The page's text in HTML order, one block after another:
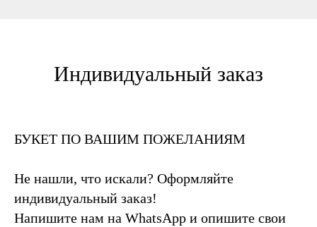
Индивидуальный заказ
БУКЕТ ПО ВАШИМ ПОЖЕЛАНИЯМ
Не нашли, что искали? Оформляйте
индивидуальный заказ!
Напишите нам на WhatsApp и опишите свои